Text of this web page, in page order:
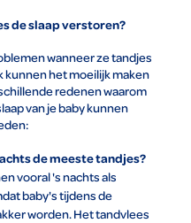
de slaap verstoren?
wanneer ze tandjes
kunnen het moeilijk maken
redenen waarom
van je baby kunnen
de meeste tandjes?
vooral 's nachts als
baby's tijdens de
worden. Het tandvlees